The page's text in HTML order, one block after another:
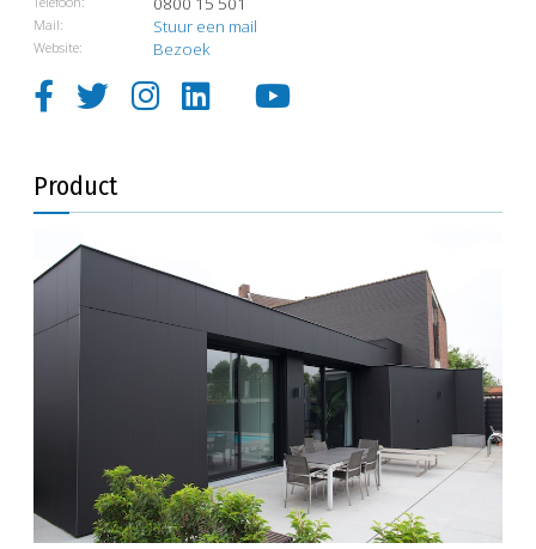
Mail: Stuur een mail
Website: Bezoek
Product